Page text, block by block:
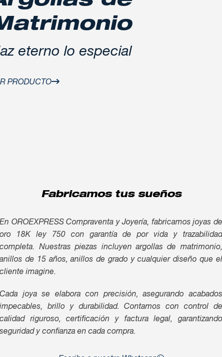
eterno lo especial
PRODUCTO
Fabricamos tus sueños
En OROEXPRESS Compraventa y Joyería, fabricamos joyas de
oro 18K ley 750 con garantía de por vida y trazabilidad
completa. Nuestras piezas incluyen argollas de matrimonio,
anillos de 15 años, anillos de grado y cualquier diseño que el
cliente imagine.
Cada joya se elabora con precisión, asegurando acabados
impecables, brillo y durabilidad. Contamos con control de
calidad riguroso, certificación y factura legal, garantizando
seguridad y confianza en cada compra.